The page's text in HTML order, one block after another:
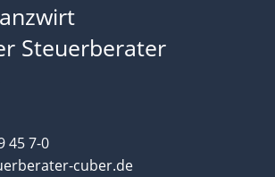
Steuerberater
45 7-0
cuber.de